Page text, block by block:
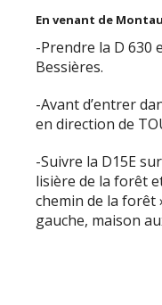
En venant de
-Prendre la D 630
Bessières.
-Avant d’entrer
en direction de
-Suivre la D15E
lisière de la forêt
chemin de la forêt
gauche, maison